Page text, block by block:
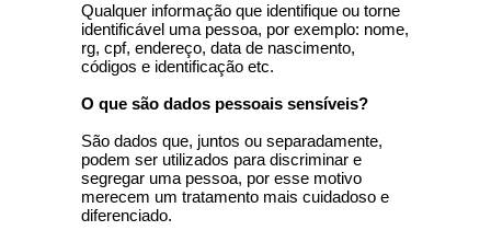
Qualquer informação que identifique ou torne
identificável uma pessoa, por exemplo: nome,
rg, cpf, endereço, data de nascimento,
códigos e identificação etc.
O que são dados pessoais sensíveis?
São dados que, juntos ou separadamente,
podem ser utilizados para discriminar e
segregar uma pessoa, por esse motivo
merecem um tratamento mais cuidadoso e
diferenciado.